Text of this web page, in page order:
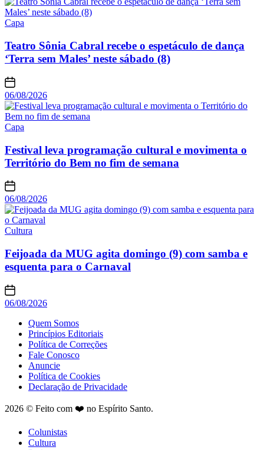
Capa
Teatro Sônia Cabral recebe o espetáculo de dança
‘Terra sem Males’ neste sábado (8)
06/08/2026
Capa
Festival leva programação cultural e movimenta o
Território do Bem no fim de semana
06/08/2026
Cultura
Feijoada da MUG agita domingo (9) com samba e
esquenta para o Carnaval
06/08/2026
Quem Somos
Princípios Editoriais
Política de Correções
Fale Conosco
Anuncie
Política de Cookies
Declaração de Privacidade
2026 © Feito com ❤️ no Espírito Santo.
Colunistas
Cultura